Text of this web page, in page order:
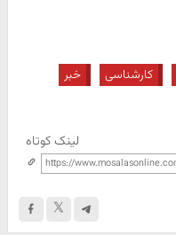
کارشناسی
خبر
لینک کوتاه